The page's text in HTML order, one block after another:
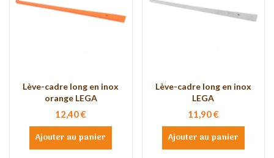
Lève-cadre long en inox
orange LEGA
12,40 €
Ajouter au panier
Lève-cadre long en inox
LEGA
11,90 €
Ajouter au panier